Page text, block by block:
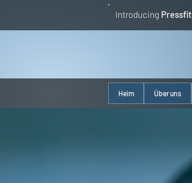
Introducing Pressfit
Heim Über uns